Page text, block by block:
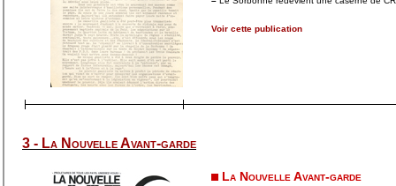
Voir cette publication
3 - La Nouvelle Avant-garde
La Nouvelle Avant-garde